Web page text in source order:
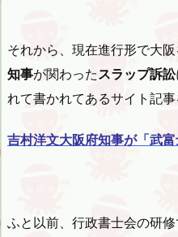
それから、現在進行形で大
知事が関わったスラップ訴訟
れて書かれてあるサイト記事
吉村洋文大阪府知事が「武
ふと以前、行政書士会の研